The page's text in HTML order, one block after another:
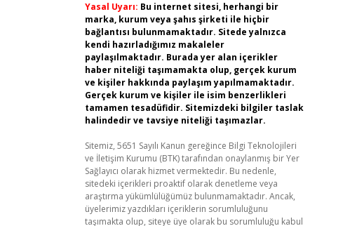
Yasal Uyarı: Bu internet sitesi, herhangi bir
marka, kurum veya şahıs şirketi ile hiçbir
bağlantısı bulunmamaktadır. Sitede yalnızca
kendi hazırladığımız makaleler
paylaşılmaktadır. Burada yer alan içerikler
haber niteliği taşımamakta olup, gerçek kurum
ve kişiler hakkında paylaşım yapılmamaktadır.
Gerçek kurum ve kişiler ile isim benzerlikleri
tamamen tesadüfidir. Sitemizdeki bilgiler taslak
halindedir ve tavsiye niteliği taşımazlar.
Sitemiz, 5651 Sayılı Kanun gereğince Bilgi Teknolojileri
ve İletişim Kurumu (BTK) tarafından onaylanmış bir Yer
Sağlayıcı olarak hizmet vermektedir. Bu nedenle,
sitedeki içerikleri proaktif olarak denetleme veya
araştırma yükümlülüğümüz bulunmamaktadır. Ancak,
üyelerimiz yazdıkları içeriklerin sorumluluğunu
taşımakta olup, siteye üye olarak bu sorumluluğu kabul